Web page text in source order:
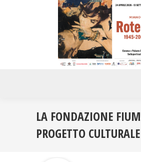
LA FONDAZIONE
PROGETTO